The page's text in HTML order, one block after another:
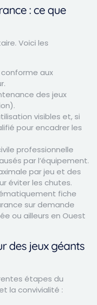
: ce que
Voici les
conforme aux
des jeux
visibles et, si
pour encadrer les
professionnelle
par l’équipement.
par jeu et des
éviter les chutes.
fiche
sur demande
ou ailleurs en Ouest
des jeux géants
étapes du
la convivialité :